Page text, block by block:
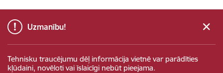
Uzmanību!
Tehnisku traucējumu dēļ informācija vietnē var parādīties
kļūdaini, novēloti vai īslaicīgi nebūt pieejama.